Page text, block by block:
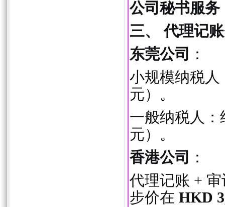
公司秘书服务
三、 代理记
东莞公司 ：
小规模纳税
元）。
一般纳税人
元）。
香港公司 ：
代理记账 +
步价在 HKD